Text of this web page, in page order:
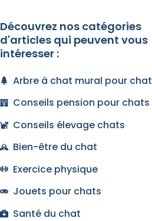
Découvrez nos catégories
d'articles qui peuvent vous
intéresser :
Arbre à chat mural pour chat
Conseils pension pour chats
Conseils élevage chats
Bien-être du chat
Exercice physique
Jouets pour chats
Santé du chat